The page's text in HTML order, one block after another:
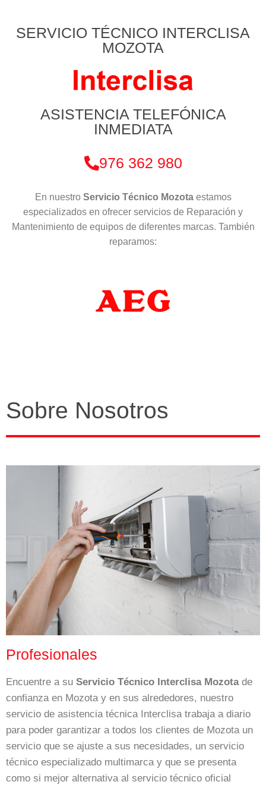
SERVICIO TÉCNICO INTERCLISA
MOZOTA
ASISTENCIA TELEFÓNICA
INMEDIATA
976 362 980
En nuestro Servicio Técnico Mozotaestamos
especializados en ofrecer servicios de Reparación y
Mantenimiento de equipos de diferentes marcas. También
reparamos:
Sobre Nosotros
Profesionales
Encuentre a su Servicio Técnico Interclisa Mozotade
confianza en Mozota y en sus alrededores, nuestro
servicio de asistencia técnica Interclisa trabaja a diario
para poder garantizar a todos los clientes de Mozota un
servicio que se ajuste a sus necesidades, un servicio
técnico especializado multimarca y que se presenta
como si mejor alternativa al servicio técnico oficial